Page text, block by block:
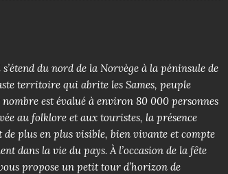
du nord de la Norvège à la péninsule de
territoire qui abrite les Sames, peuple
nombre est évalué à environ 80 000 personnes
au folklore et aux touristes, la présence
plus en plus visible, bien vivante et compte
dans la vie du pays. À l’occasion de la fête
propose un petit tour d’horizon de